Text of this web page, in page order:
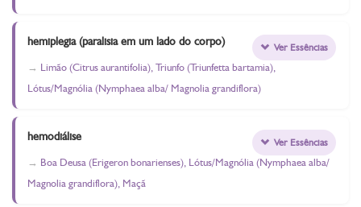
hemiplegia (paralisia em um lado do corpo)
Limão (Citrus aurantifolia), Triunfo (Triunfetta bartamia),
Lótus/Magnólia (Nymphaea alba/ Magnolia grandiflora)
Ver Essências
hemodiálise
Boa Deusa (Erigeron bonarienses), Lótus/Magnólia (Nymphaea alba/
Magnolia grandiflora), Maçã
Ver Essências